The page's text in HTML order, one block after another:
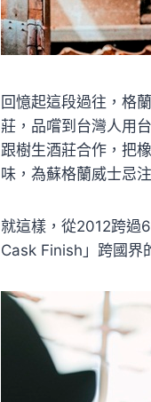
回憶起這段過往，格
莊，品嚐到台灣人用
跟樹生酒莊合作，把
味，為蘇格蘭威士忌
就這樣，從2012跨過
Cask Finish」跨國界